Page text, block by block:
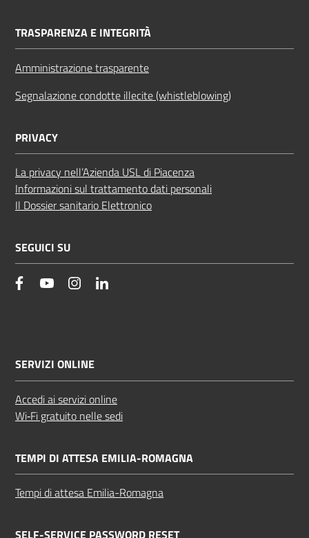
TRASPARENZA E INTEGRITÀ
Amministrazione trasparente
Segnalazione condotte illecite (whistleblowing)
PRIVACY
La privacy nell’Azienda USL di Piacenza
Informazioni sul trattamento dati personali
Il Dossier sanitario Elettronico
SEGUICI SU
facebookYouTube Instagram
SERVIZI ONLINE
Accedi ai servizi online
Wi‑Fi gratuito nelle sedi
TEMPI DI ATTESA EMILIA-ROMAGNA
Tempi di attesa Emilia-Romagna
SELF-SERVICE PASSWORD RESET